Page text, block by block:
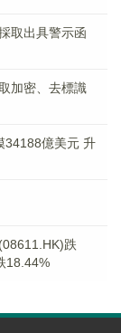
取出具警示函
加密、去標識
34188億美元 升
跌
18.44%